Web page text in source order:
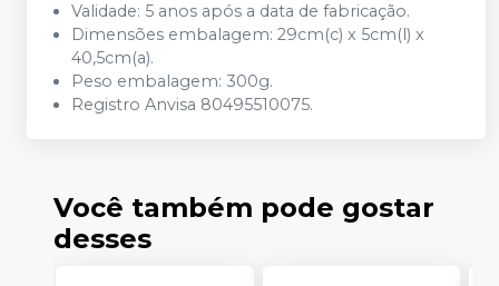
Validade: 5 anos após a data de fabricação.
Dimensões embalagem: 29cm(c) x 5cm(l) x
40,5cm(a).
Peso embalagem: 300g.
Registro Anvisa 80495510075.
Você também pode gostar
desses